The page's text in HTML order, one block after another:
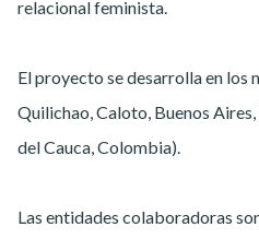
relacional feminista.
El proyecto se desarrolla en los
Quilichao, Caloto, Buenos
del Cauca, Colombia).
Las entidades colaboradoras